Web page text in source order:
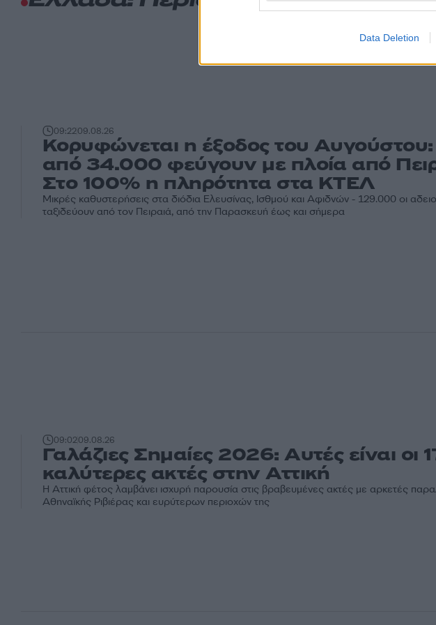
Data Deletion
09:2209.08.26
Κορυφώνεται η έξοδος του
από 34.000 φεύγουν με πλοία από
Στο 100% η πληρότητα στα ΚΤΕΛ
Μικρές καθυστερήσεις στα διόδια Ελευσίνας, Ισθμού και Αφιδνών - 129.000 οι
ταξιδεύουν από τον Πειραιά, από την Παρασκευή έως και σήμερα
09:0209.08.26
Γαλάζιες Σημαίες 2026: Αυτές είναι οι
καλύτερες ακτές στην Αττική
Η Αττική φέτος λαμβάνει ισχυρή παρουσία στις βραβευμένες ακτές με αρκετές
Αθηναϊκής Ριβιέρας και ευρύτερων περιοχών της